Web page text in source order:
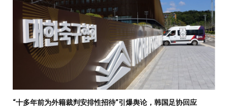
“十多年前为外籍裁判安排性招待”引爆舆论，韩国足协回应